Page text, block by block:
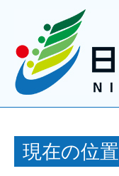
現在の位置